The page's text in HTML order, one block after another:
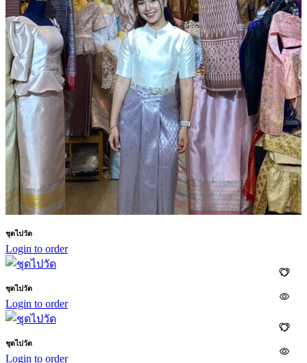
ชุดไปวัด
Login to order
ชุดไปวัด
Login to order
ชุดไปวัด
Login to order